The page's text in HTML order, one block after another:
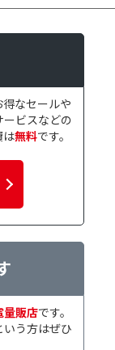
なセールや
ビスなどの
は無料です。
量販店です。
う方はぜひ